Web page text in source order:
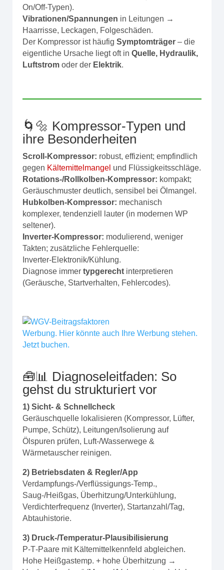
On/Off‑Typen).
Vibrationen/Spannungen in Leitungen →
Haarrisse, Leckagen, Folgeschäden.
Der Kompressor ist häufig Symptomträger – die
eigentliche Ursache liegt oft in Quelle, Hydraulik,
Luftstrom oder der Elektrik.
🌀🔩 Kompressor‑Typen und
ihre Besonderheiten
Scroll‑Kompressor: robust, effizient; empfindlich
gegen Kältemittelmangel und Flüssigkeitsschläge.
Rotations-/Rollkolben‑Kompressor: kompakt;
Geräuschmuster deutlich, sensibel bei Ölmangel.
Hubkolben‑Kompressor: mechanisch
komplexer, tendenziell lauter (in modernen WP
seltener).
Inverter‑Kompressor: modulierend, weniger
Takten; zusätzliche Fehlerquelle:
Inverter‑Elektronik/Kühlung.
Diagnose immer typgerecht interpretieren
(Geräusche, Startverhalten, Fehlercodes).
Werbung. Hier könnte auch Ihre Werbung stehen.
Jetzt buchen.
🧰📊 Diagnoseleitfaden: So
gehst du strukturiert vor
1) Sicht- & Schnellcheck
Geräuschquelle lokalisieren (Kompressor, Lüfter,
Pumpe, Schütz), Leitungen/Isolierung auf
Ölspuren prüfen, Luft-/Wasserwege &
Wärmetauscher reinigen.
2) Betriebsdaten & Regler/App
Verdampfungs-/Verflüssigungs‑Temp.,
Saug-/Heißgas, Überhitzung/Unterkühlung,
Verdichterfrequenz (Inverter), Startanzahl/Tag,
Abtauhistorie.
3) Druck-/Temperatur‑Plausibilisierung
P‑T‑Paare mit Kältemittelkennfeld abgleichen.
Hohe Heißgastemp. + hohe Überhitzung →